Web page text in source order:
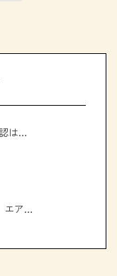
＼南の駅やえせ会議室の予約状況の確認はこちら！／
【お休みのお知らせ】テナント6店舗、エアコン取り換え工事について